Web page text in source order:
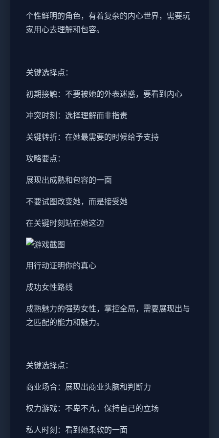
个性鲜明的角色，有着复杂的内心世界，需要玩
家用心去理解和包容。
关键选择点：
初期接触：不要被她的外表迷惑，要看到内心
冲突时刻：选择理解而非指责
关键转折：在她最需要的时候给予支持
攻略要点：
展现出成熟和包容的一面
不要试图改变她，而是接受她
在关键时刻站在她这边
用行动证明你的真心
成功女性路线
成熟魅力的强势女性，掌控全局，需要展现出与
之匹配的能力和魅力。
关键选择点：
商业场合：展现出商业头脑和判断力
权力游戏：不卑不亢，保持自己的立场
私人时刻：看到她柔软的一面